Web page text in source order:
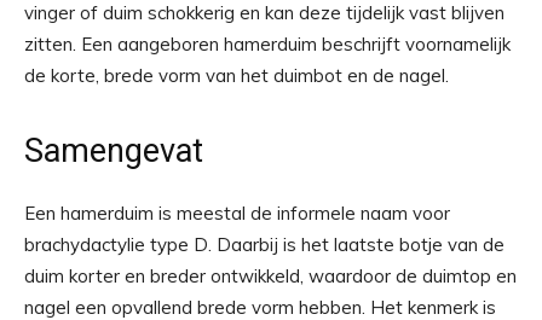
vinger of duim schokkerig en kan deze tijdelijk vast blijven
zitten. Een aangeboren hamerduim beschrijft voornamelijk
de korte, brede vorm van het duimbot en de nagel.
Samengevat
Een hamerduim is meestal de informele naam voor
brachydactylie type D. Daarbij is het laatste botje van de
duim korter en breder ontwikkeld, waardoor de duimtop en
nagel een opvallend brede vorm hebben. Het kenmerk is